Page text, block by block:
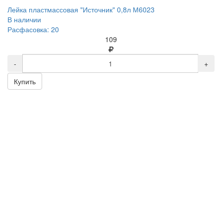
Лейка пластмассовая "Источник" 0,8л М6023
В наличии
Расфасовка: 20
109
-
+
Купить